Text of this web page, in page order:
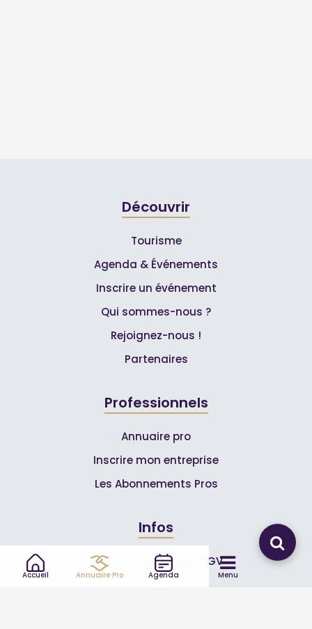
Accueil Annuaire Pro Agenda Menu
Découvrir
Tourisme
Agenda & Événements
Inscrire un événement
Qui sommes-nous ?
Rejoignez-nous !
Partenaires
Professionnels
Annuaire pro
Inscrire mon entreprise
Les Abonnements Pros
Infos
Mentions légales et CGV